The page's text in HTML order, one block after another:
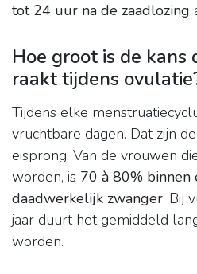
tot 24 uur na de zaadlozing
Hoe groot is de kans
raakt tijdens
Tijdens elke
vruchtbare dagen. Dat zijn
eisprong. Van de vrouwen
worden, is 70 à 80% binnen
daadwerkelijk zwanger. Bij
jaar duurt het gemiddeld
worden.